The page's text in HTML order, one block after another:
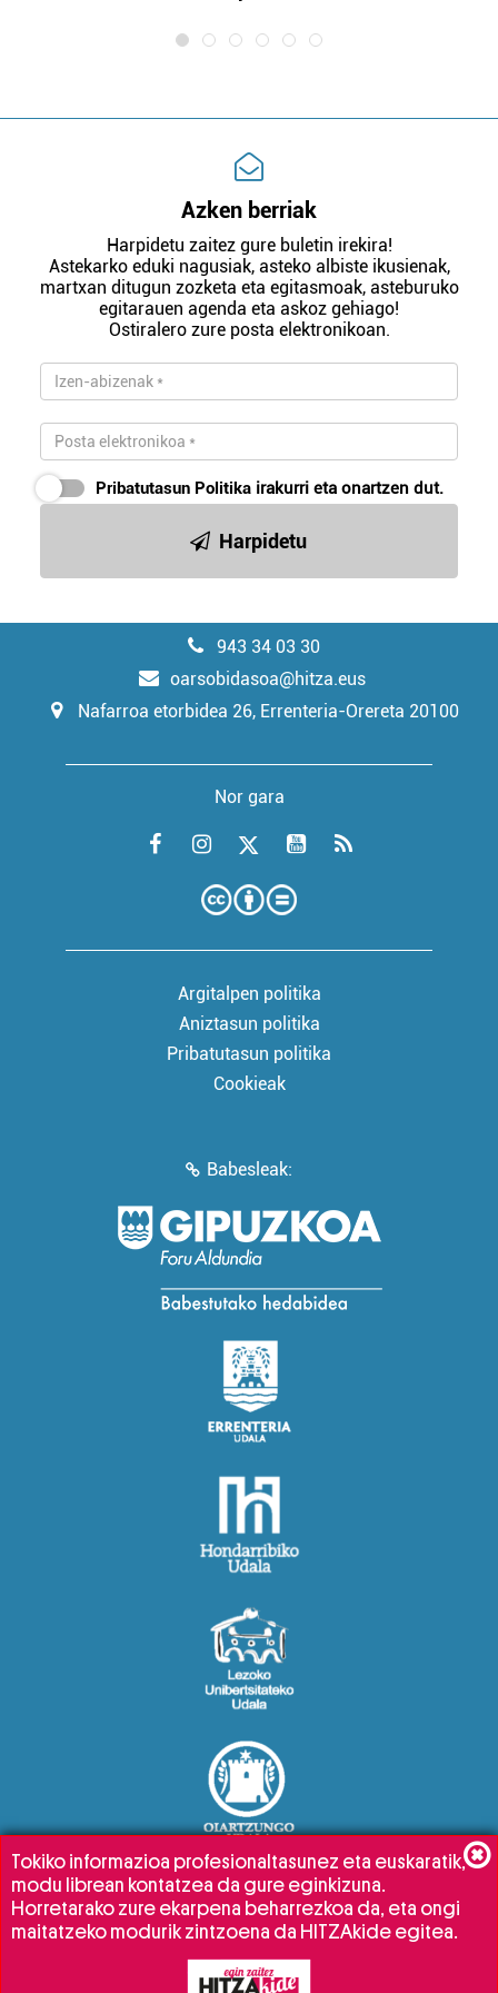
Azken berriak
Harpidetu zaitez gure buletin irekira!
Astekarko eduki nagusiak, asteko albiste ikusienak,
martxan ditugun zozketa eta egitasmoak, asteburuko
egitarauen agenda eta askoz gehiago!
Ostiralero zure posta elektronikoan.
Pribatutasun Politika irakurri eta onartzen dut.
Harpidetu
943 34 03 30
oarsobidasoa@hitza.eus
Nafarroa etorbidea 26, Errenteria-Orereta 20100
Nor gara
Argitalpen politika
Aniztasun politika
Pribatutasun politika
Cookieak
Babesleak:
Tokiko informazioa profesionaltasunez eta euskaratik,
modu librean kontatzea da gure eginkizuna.
Horretarako zure ekarpena beharrezkoa da, eta ongi
maitatzeko modurik zintzoena da HITZAkide egitea.